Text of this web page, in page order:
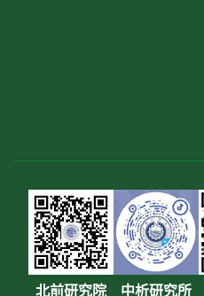
北前研究院 中析研究所